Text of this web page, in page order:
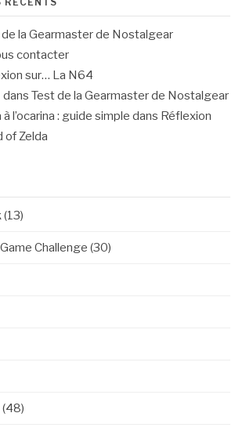
la Gearmaster de Nostalgear
contacter
sur… La N64
dans Test de la Gearmaster de Nostalgear
l’ocarina : guide simple dans Réflexion
of Zelda
(13)
Challenge (30)
(48)